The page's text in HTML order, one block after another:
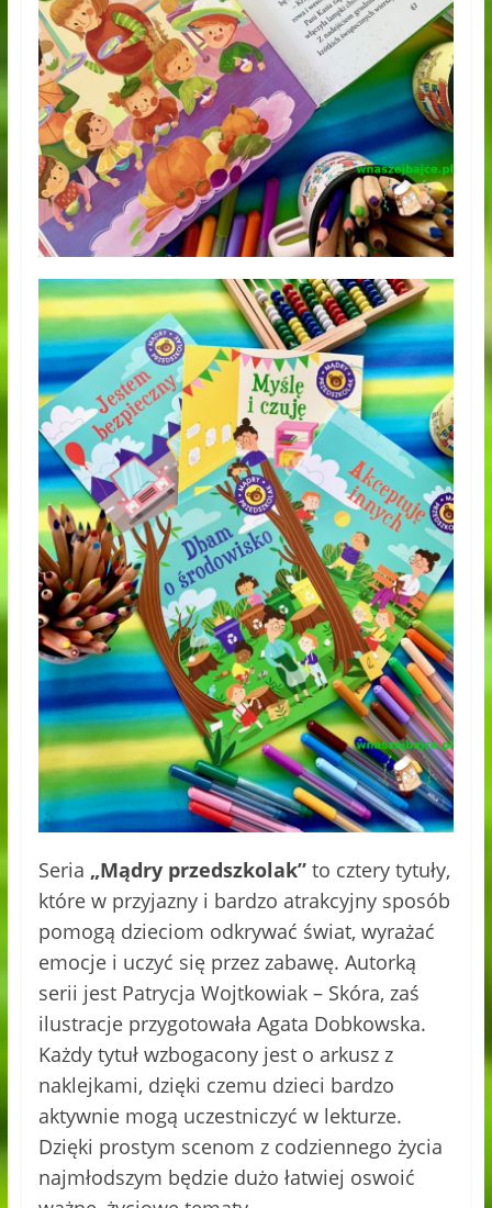
Seria „Mądry przedszkolak”to cztery tytuły,
które w przyjazny i bardzo atrakcyjny sposób
pomogą dzieciom odkrywać świat, wyrażać
emocje i uczyć się przez zabawę. Autorką
serii jest Patrycja Wojtkowiak – Skóra, zaś
ilustracje przygotowała Agata Dobkowska.
Każdy tytuł wzbogacony jest o arkusz z
naklejkami, dzięki czemu dzieci bardzo
aktywnie mogą uczestniczyć w lekturze.
Dzięki prostym scenom z codziennego życia
najmłodszym będzie dużo łatwiej oswoić